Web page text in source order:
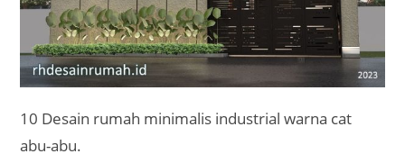
10 Desain rumah minimalis industrial warna cat
abu-abu.